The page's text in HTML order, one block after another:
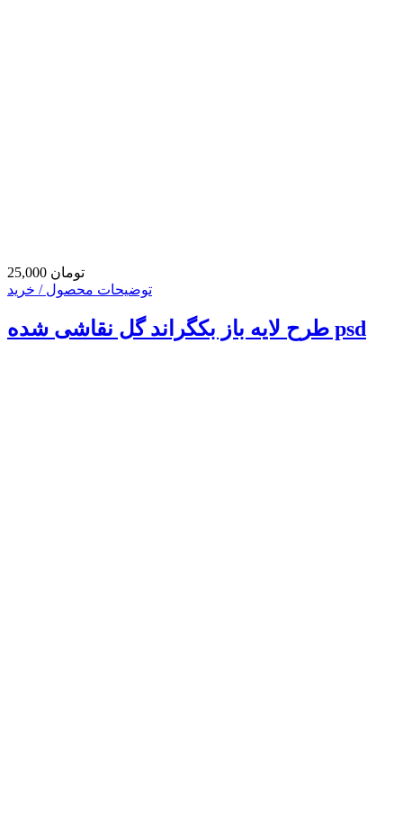
25,000 تومان
توضیحات محصول / خرید
طرح لایه باز بکگراند گل نقاشی شده psd